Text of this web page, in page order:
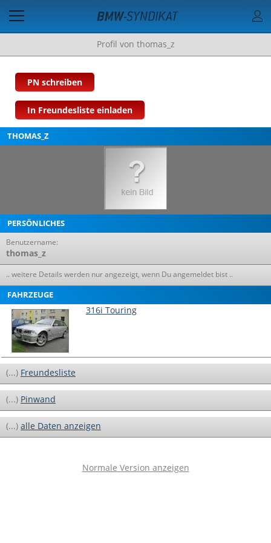
Profil von thomas_z
PN schreiben
In Freundesliste einladen
THOMAS_Z
PERSÖNLICHES
Benutzername:
thomas_z
.. weitere Details werden nur angezeigt, wenn Du angemeldet bist ..
FAHRZEUGE
316i Touring
(...) Freundesliste
(...) Pinwand
(...) alle Daten anzeigen
Normale Version anzeigen